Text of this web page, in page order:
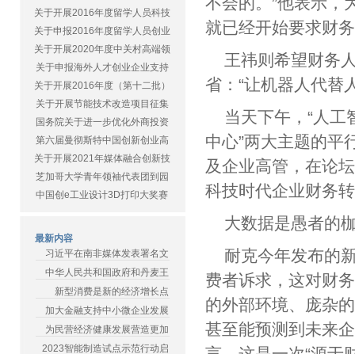
关于开展2016年度留学人员科技
关于申报2016年度留学人员创业
关于开展2020年度中关村高端领
关于申报海外人才创业企业支持
关于开展2016年度（第十二批）
关于开展节能技术改造项目征集
国务院关于进一步优化外商投资
第六届曼彻斯特中国创新创业高
关于开展2021年媒体融合创新技
芝加哥大学青年领袖代表团到园
中国创e工业设计3D打印大奖赛
最新内容
习近平在南非媒体发表署名文
中华人民共和国政府和丹麦王
新型消费是新的经济增长点
加大金融支持中小微企业发展
为民营经济健康发展营造更加
2023智能制造试点示范行动启
就已经开始要求财
王祎则希望财务
省：“让机器人代替
当天下午，“人工
中心”两大主题的平
及企业高管，在论
科技时代企业财务
大数据是愚者的
耐克今年发布的
费者诉求，这对财
的外部环境、庞杂
甚至能预测到未来